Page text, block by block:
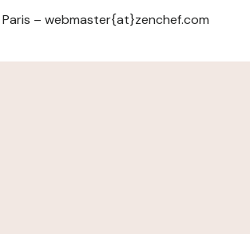
– webmaster{at}zenchef.com